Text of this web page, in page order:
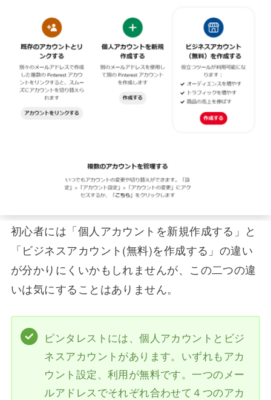
初心者には「個人アカウントを新規作成する」と
「ビジネスアカウント(無料)を作成する」の違い
が分かりにくいかもしれませんが、この二つの違
いは気にすることはありません。
ピンタレストには、個人アカウントとビジ
ネスアカウントがあります。いずれもアカ
ウント設定、利用が無料です。一つのメー
ルアドレスでそれぞれ合わせて４つのアカ